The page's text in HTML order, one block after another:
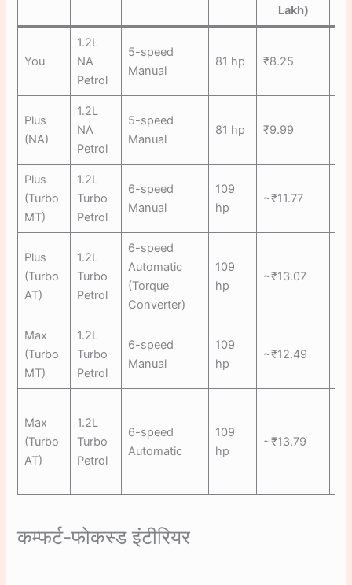
Lakh)
You
1.2L
NA
Petrol
5-speed
Manual
81 hp ₹8.25
Plus
(NA)
1.2L
NA
Petrol
5-speed
Manual
81 hp ₹9.99
Plus
(Turbo
MT)
1.2L
Turbo
Petrol
6-speed
Manual
109
hp
~₹11.77
Plus
(Turbo
AT)
1.2L
Turbo
Petrol
6-speed
Automatic
(Torque
Converter)
109
hp
~₹13.07
Max
(Turbo
MT)
1.2L
Turbo
Petrol
6-speed
Manual
109
hp
~₹12.49
Max
(Turbo
AT)
1.2L
Turbo
Petrol
6-speed
Automatic
109
hp
~₹13.79
कम्फर्ट-फोकस्ड इंटीरियर